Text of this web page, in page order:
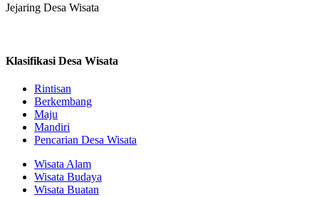
Jejaring Desa Wisata
Klasifikasi Desa Wisata
Rintisan
Berkembang
Maju
Mandiri
Pencarian Desa Wisata
Wisata Alam
Wisata Budaya
Wisata Buatan